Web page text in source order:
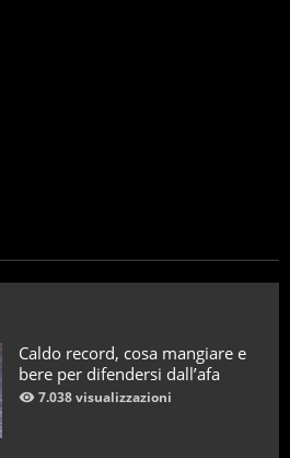
Caldo record, cosa mangiare e
bere per difendersi dall’afa
7.038 visualizzazioni